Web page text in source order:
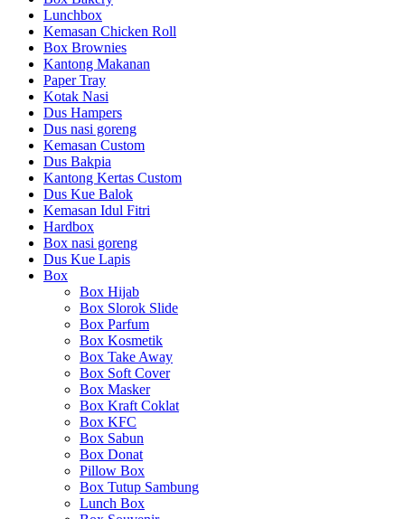
Lunchbox
Kemasan Chicken Roll
Box Brownies
Kantong Makanan
Paper Tray
Kotak Nasi
Dus Hampers
Dus nasi goreng
Kemasan Custom
Dus Bakpia
Kantong Kertas Custom
Dus Kue Balok
Kemasan Idul Fitri
Hardbox
Box nasi goreng
Dus Kue Lapis
Box
Box Hijab
Box Slorok Slide
Box Parfum
Box Kosmetik
Box Take Away
Box Soft Cover
Box Masker
Box Kraft Coklat
Box KFC
Box Sabun
Box Donat
Pillow Box
Box Tutup Sambung
Lunch Box